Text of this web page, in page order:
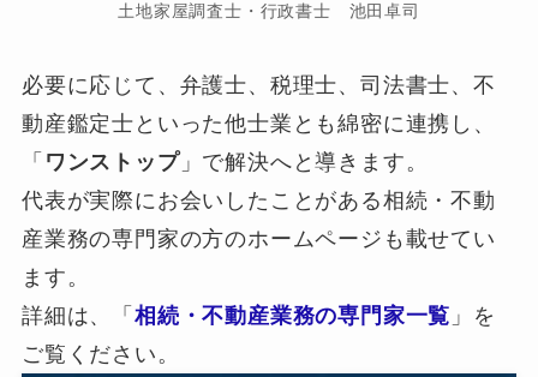
土地家屋調査士・行政書士 池田卓司
必要に応じて、弁護士、税理士、司法書士、不
動産鑑定士といった他士業とも綿密に連携し、
「 ワンストップ」で解決へと導きます。
代表が実際にお会いしたことがある相続・不動
産業務の専門家の方のホームページも載せてい
ます。
詳細は、「 相続・不動産業務の専門家一覧 」を
ご覧ください。